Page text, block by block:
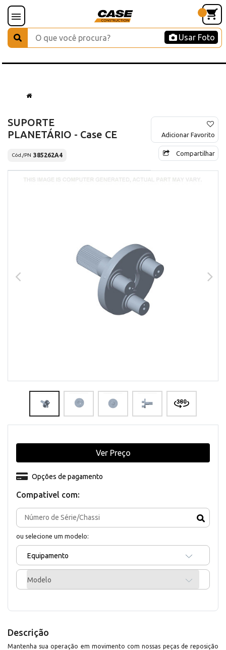
Usar Foto
SUPORTE
PLANETÁRIO - Case CE
Cód./PN 385262A4
Adicionar Favorito
Compartilhar
Compativel com:
ou selecione um modelo:
Equipamento
Modelo
Opções de pagamento
Ver Preço
Descrição
Mantenha sua operação em movimento com nossas peças de reposição